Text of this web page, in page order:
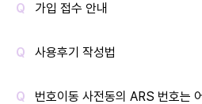
가입 접수 안내
사용후기 작성법
번호이동 사전동의 ARS 번호는